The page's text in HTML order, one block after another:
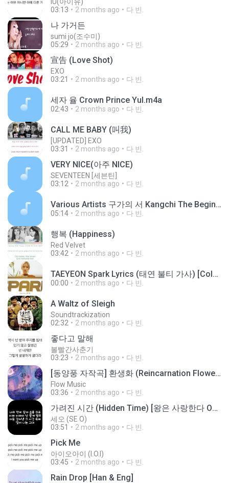
03:13
2 months ago 다 빈.
나 가거든
sumi jo(조수미)
05:29
2 months ago 다 빈.
宣告 (Love Shot)
EXO
03:21
2 months ago 다 빈.
세자 율 Crown Prince Yul.m4a
02:43 2 months ago 다 빈.
CALL ME BABY (叫我)
[UPDATED] EXO
03:31
2 months ago 다 빈.
VERY NICE(아주 NICE)
SEVENTEEN [세븐틴]
03:12
2 months ago 다 빈.
Various Artists 구가의 서 Kangchi The Beginning Gu Family Book OST .m4a
05:14 2 months ago 다 빈.
행복 (Happiness)
Red Velvet
03:42
2 months ago 다 빈.
TAEYEON Spark Lyrics (태연 불티 가사) [Color Coded Lyrics-Han-Rom-Eng].mp3
00:00 2 months ago 다 빈.
A Waltz of Sleigh
Soundtrackization
02:32
2 months ago 다 빈.
좋다고 말해
볼빨간사춘기
03:23
2 months ago 다 빈.
[동양풍 자작곡] 환생화 (Reincarnation Flower) /몽환, 사극분위기 음악
Flow Music
03:36
2 months ago 다 빈.
가려진 시간 (Hidden Time) [왕은 사랑한다 OST] 가사
세오 (SE O)
03:51
2 months ago 다 빈.
Pick Me
아이오아이 (I.O.I)
03:45
2 months ago 다 빈.
Rain Drop [Han & Eng]